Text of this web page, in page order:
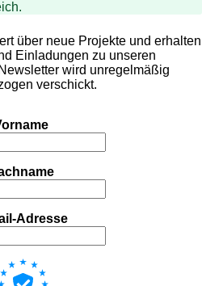
über neue Projekte und erhalten
Einladungen zu unseren
wird unregelmäßig
verschickt.
Adresse